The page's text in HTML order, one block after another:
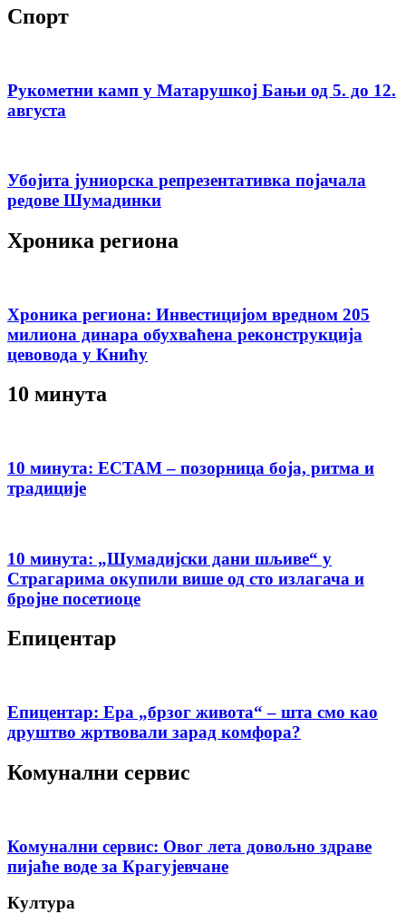
Спорт
Рукометни камп у Матарушкој Бањи од 5. до 12.
августа
Убојита јуниорска репрезентативка појачала
редове Шумадинки
Хроника региона
Хроника региона: Инвестицијом вредном 205
милиона динара обухваћена реконструкција
цевовода у Книћу
10 минута
10 минута: ЕСТАМ – позорница боја, ритма и
традиције
10 минута: „Шумадијски дани шљиве“ у
Страгарима окупили више од сто излагача и
бројне посетиоце
Епицентар
Епицентар: Ера „брзог живота“ – шта смо као
друштво жртвовали зарад комфора?
Комунални сервис
Комунални сервис: Овог лета довољно здраве
пијаће воде за Крагујевчане
Култура